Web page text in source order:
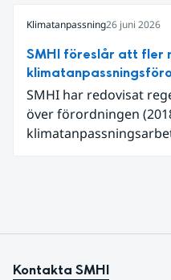
Klimatanpassning26 juni 2026
SMHI föreslår att fler
SMHI har redovisat
över förordningen
Kontakta SMHI